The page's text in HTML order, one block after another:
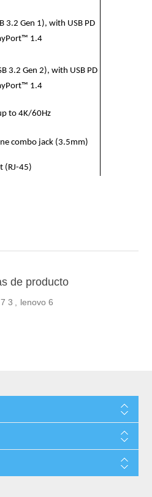
3.2 Gen 1), with USB PD
1.4
3.2 Gen 2), with USB PD
1.4
to 4K/60Hz
combo jack (3.5mm)
(RJ-45)
de producto
3 , lenovo 6